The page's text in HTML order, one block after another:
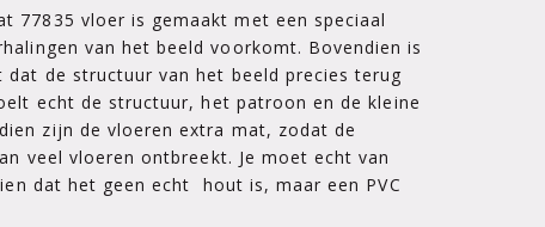
77835 vloer is gemaakt met een speciaal
van het beeld voorkomt. Bovendien is
de structuur van het beeld precies terug
echt de structuur, het patroon en de kleine
zijn de vloeren extra mat, zodat de
veel vloeren ontbreekt. Je moet echt van
dat het geen echt hout is, maar een PVC